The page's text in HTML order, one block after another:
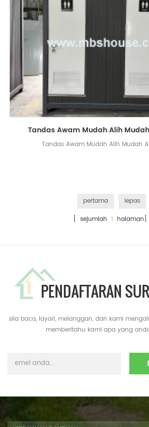
Tandas Awam Mudah Alih
Tandas Awam Mudah Alih Mudah
pertama
lepas
[ sejumlah 1 halaman]
PENDAFTARAN
sila baca, layari, melanggan, dan kami
memberitahu kami apa yang